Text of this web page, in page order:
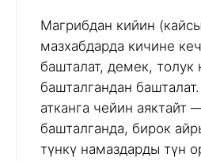
Магрибдан кийин
мазхабдарда кичине
башталат, демек, толук
башталгандан
атканга чейин аяктайт
башталганда, бирок
түнкү намаздарды түн